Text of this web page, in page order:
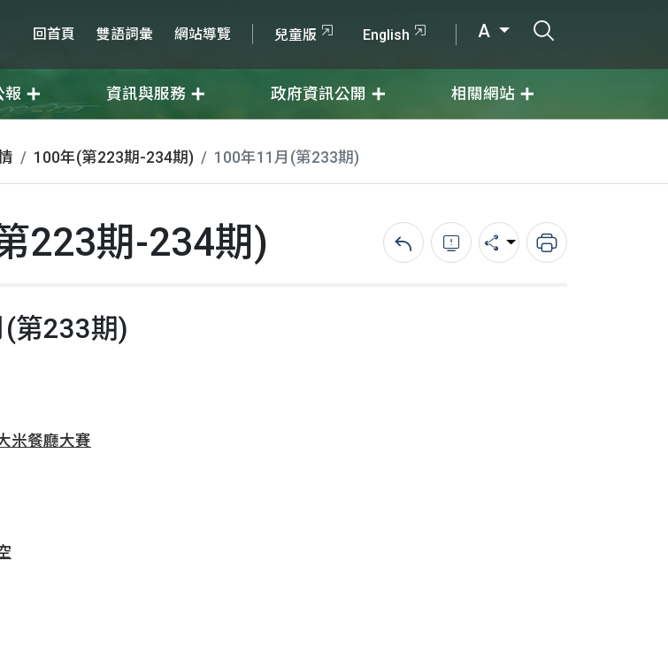
回首頁 雙語詞彙 網站導覽 兒童版 English A
報 資訊與服務 政府資訊公開 相關網站
100年(第223期-234期) 100年11月(第233期)
223期-234期) 回上一頁錯誤回報分享 列印
第233期)
米餐廳大賽